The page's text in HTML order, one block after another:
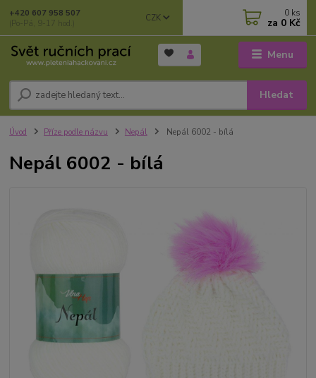
Menu
CZK
Hledat
+420 607 958 507
(Po-Pá, 9-17 hod.)
0 ks
za 0 Kč
Úvod Příze podle názvu Nepál Nepál 6002 - bílá
Nepál 6002 - bílá